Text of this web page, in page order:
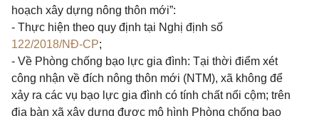
hoạch xây dựng nông thôn mới”:
- Thực hiện theo quy định tại Nghị định số
122/2018/NĐ-CP;
- Về Phòng chống bạo lực gia đình: Tại thời điểm xét
công nhận về đích nông thôn mới (NTM), xã không để
xảy ra các vụ bạo lực gia đình có tính chất nổi cộm; trên
địa bàn xã xây dựng được mô hình Phòng chống bạo